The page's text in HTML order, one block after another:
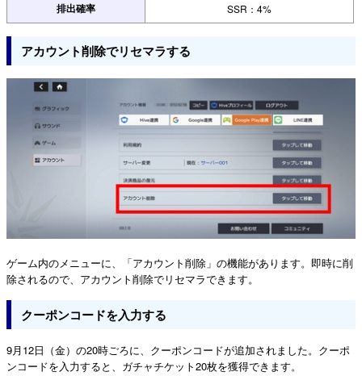
排出確率 SSR：4%
アカウント削除でリセマラする
ゲーム内のメニューに、「アカウント削除」の機能があります。即時に削
除されるので、アカウント削除でリセマラできます。
クーポンコードを入力する
9月12日（金）の20時ごろに、クーポンコードが追加されました。クーポ
ンコードを入力すると、ガチャチケット20枚を獲得できます。